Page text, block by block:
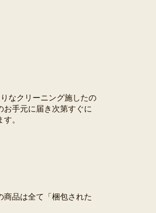
なクリーニング施したの
お手元に届き次第すぐに
。
商品は全て「梱包された